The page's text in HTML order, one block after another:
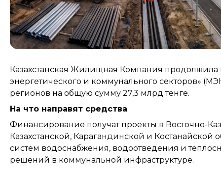
Казахстанская Жилищная Компания
энергетического и коммунального секторов»
регионов на общую сумму 27,3 млрд тенге.
На что направят средства
Финансирование получат проекты в Восточно-
Казахстанской, Карагандинской и Костанайской
систем водоснабжения, водоотведения и
решений в коммунальной инфраструктуре.